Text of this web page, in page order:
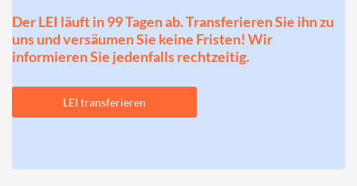
Der LEI läuft in 99 Tagen ab. Transferieren Sie ihn zu
uns und versäumen Sie keine Fristen! Wir
informieren Sie jedenfalls rechtzeitig.
LEI transferieren